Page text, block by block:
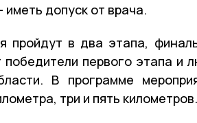
допуск от врача.
пройдут в два этапа,
победители первого этапа и
В программе
три и пять километров.